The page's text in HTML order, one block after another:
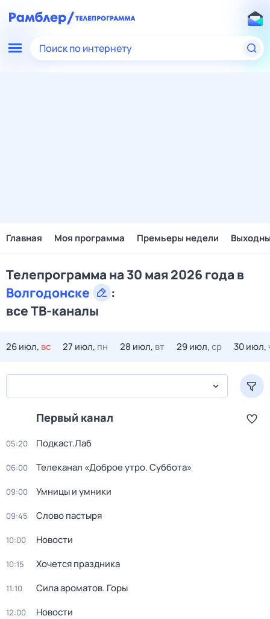
Поиск по интернету
Главная Моя программа Премьеры недели
Телепрограмма на 30 мая 2026 года в
Волгодонске
:
все ТВ-каналы
26 июл, вс 27 июл, пн 28 июл, вт 29 июл,ср 30 июл,
Первый канал
05:20 Подкаст.Лаб
06:00 Телеканал «Доброе утро. Суббота»
09:00 Умницы и умники
09:45 Слово пастыря
10:00 Новости
10:15 Хочется праздника
11:10 Сила ароматов. Горы
12:00 Новости